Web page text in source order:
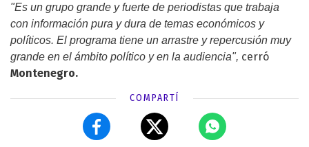
"Es un grupo grande y fuerte de periodistas que trabaja
con información pura y dura de temas económicos y
políticos. El programa tiene un arrastre y repercusión muy
grande en el ámbito político y en la audiencia", cerró
Montenegro.
COMPARTÍ